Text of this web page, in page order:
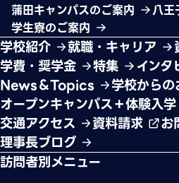
蒲田キャンパスのご案内
八王
学生寮のご案内
学校紹介 就職・キャリア
学費・奨学金
特集
インタ
News＆Topics
学校から
オープンキャンパス＋体験入学
交通アクセス
資料請求
お
理事長ブログ
訪問者別メニュー